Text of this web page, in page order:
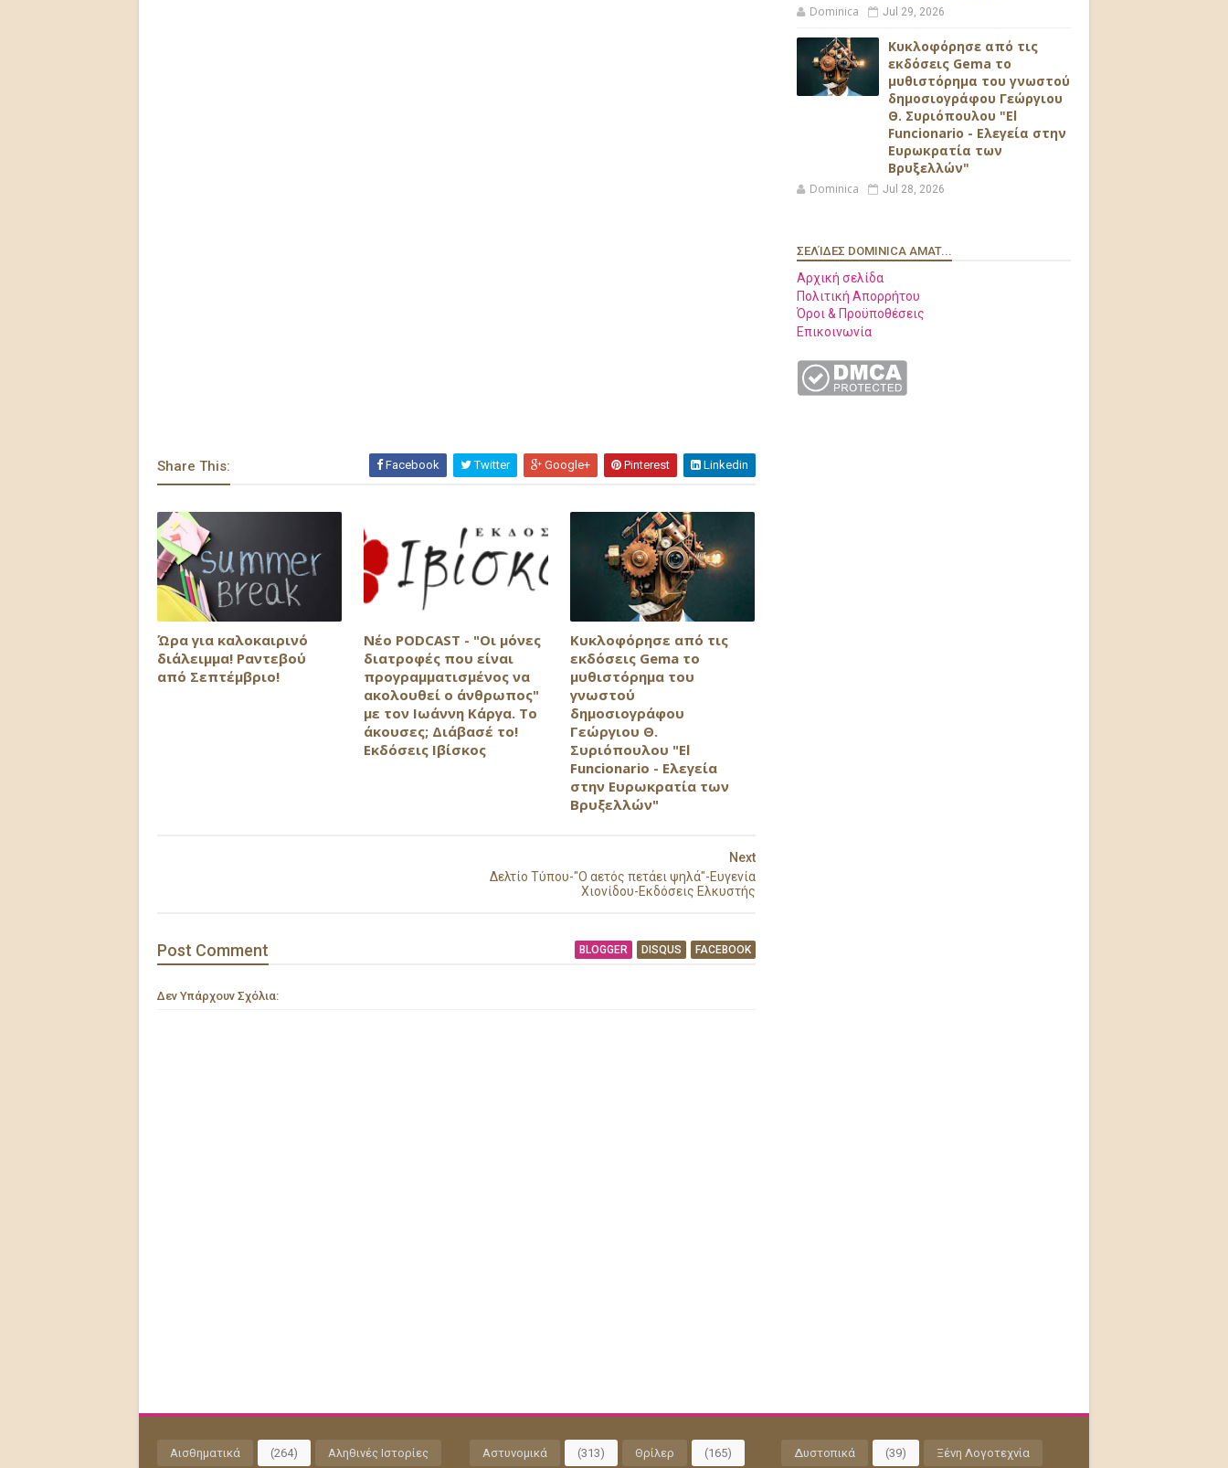
Share This: Facebook Twitter Google+ Pinterest Linkedin
Ώρα για καλοκαιρινό
διάλειμμα! Ραντεβού
από Σεπτέμβριο!
Νέο PODCAST - "Οι μόνες
διατροφές που είναι
προγραμματισμένος να
ακολουθεί ο άνθρωπος"
με τον Ιωάννη Κάργα. Το
άκουσες; Διάβασέ το!
Εκδόσεις Ιβίσκος
Κυκλοφόρησε από τις
εκδόσεις Gema το
μυθιστόρημα του
γνωστού
δημοσιογράφου
Γεώργιου Θ.
Συριόπουλου "El
Funcionario - Ελεγεία
στην Ευρωκρατία των
Βρυξελλών"
Next
Δελτίο Τύπου-"Ο αετός πετάει ψηλά"-Ευγενία
Χιονίδου-Εκδόσεις Ελκυστής
Post Comment BLOGGER DISQUS FACEBOOK
Δεν Υπάρχουν Σχόλια:
Dominica Jul 29, 2026
Κυκλοφόρησε από τις
εκδόσεις Gema το
μυθιστόρημα του γνωστού
δημοσιογράφου Γεώργιου
Θ. Συριόπουλου "El
Funcionario - Ελεγεία στην
Ευρωκρατία των
Βρυξελλών"
Dominica Jul 28, 2026
ΣΕΛΊΔΕΣ DOMINICA AMAT...
Αρχική σελίδα
Πολιτική Απορρήτου
Όροι & Προϋποθέσεις
Επικοινωνία
Αισθηματικά (264) Αληθινές Ιστορίες Αστυνομικά (313) Θρίλερ (165) Δυστοπικά (39) Ξένη Λογοτεχνία